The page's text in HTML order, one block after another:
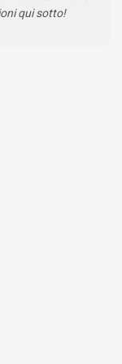
qui sotto!